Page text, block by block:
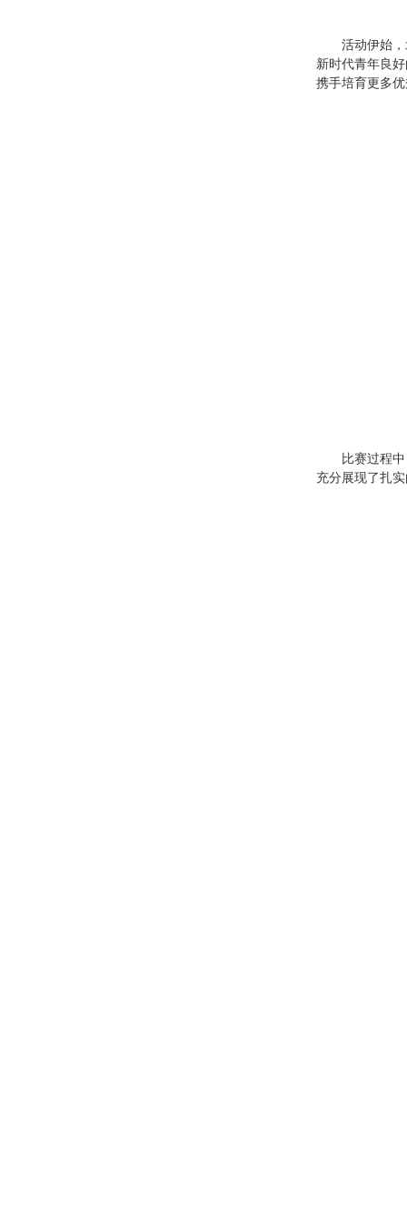
活动伊始
新时代青年良
携手培育更多优
比赛过程
充分展现了扎